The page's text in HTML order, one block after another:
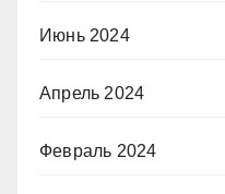
Июнь 2024
Апрель 2024
Февраль 2024